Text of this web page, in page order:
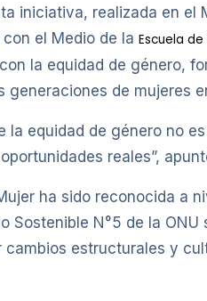
iniciativa, realizada en el
el Medio de la Escuela
la equidad de género,
de mujeres
la equidad de género no
reales”,
ha sido reconocida a
Sostenible N°5 de la
estructurales y